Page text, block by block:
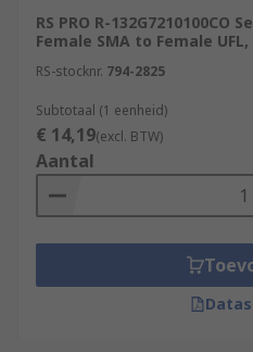
RS PRO R-132G7210100CO
Female SMA to Female
RS-stocknr. 794-2825
Subtotaal (1 eenheid)
€ 14,19(excl. BTW)
Aantal